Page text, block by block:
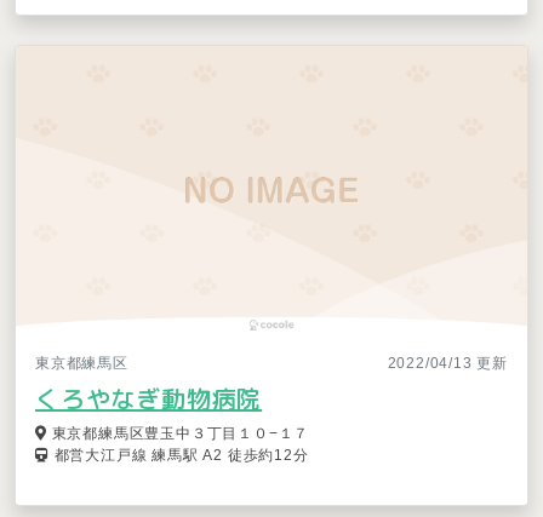
東京都練馬区 2022/04/13 更新
くろやなぎ動物病院
東京都練馬区豊玉中３丁目１０−１７
都営大江戸線 練馬駅 A2 徒歩約12分